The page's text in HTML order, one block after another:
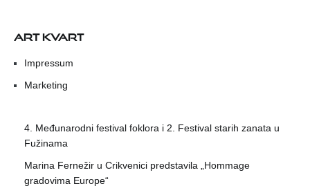
ART KVART
Impressum
Marketing
4. Međunarodni festival foklora i 2. Festival starih zanata u
Fužinama
Marina Fernežir u Crikvenici predstavila „Hommage
gradovima Europe“